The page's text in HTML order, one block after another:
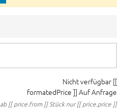
Nicht verfügbar [[
formatedPrice ]] Auf Anfrage
ab [[ price.from ]] Stück nur [[ price.price ]]